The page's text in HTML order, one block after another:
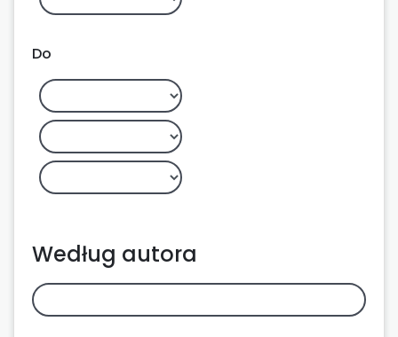
Do
Według autora